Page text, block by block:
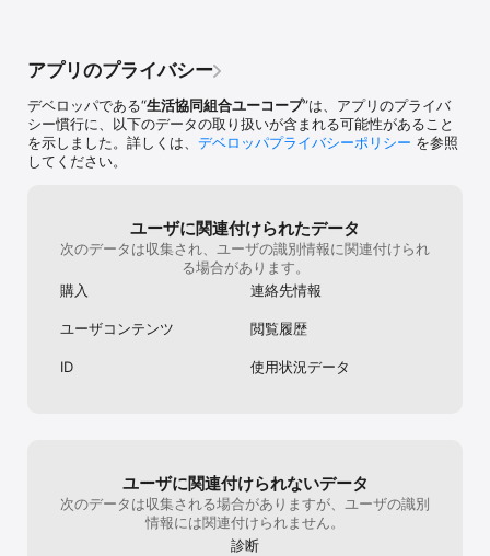
-------------
これからもいろいろな便利機能を追加予定です。
アプリでお買物をもっと便利に、もっと楽しく。ユーコープのお店
で、宅配（おうちＣＯ-ＯＰ）で、ぜひ便利にご利用ください。
-------------
※本アプリで実施するキャンペーン（懸賞）はユーコープが独自に行
うものであり、Apple Inc.及びApple Japan Inc.とは一切関係あり
ません。
何度も思いまし
ーパーにも行き
たいけど解約の
アプリのプライバシー
デベロッパである“生活協同組合ユーコープ”は、アプリのプライバ
シー慣行に、以下のデータの取り扱いが含まれる可能性があること
を示しました。詳しくは、 デベロッパプライバシーポリシー を参照
してください。
ユーザに関連付けられたデータ
次のデータは収集され、ユーザの識別情報に関連付けられ
る場合があります。
購入
連絡先情報
ユーザコンテンツ 閲覧履歴
ID 使用状況データ
ユーザに関連付けられないデータ
次のデータは収集される場合がありますが、ユーザの識別
情報には関連付けられません。
診断